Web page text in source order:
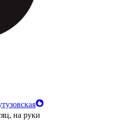
на руки